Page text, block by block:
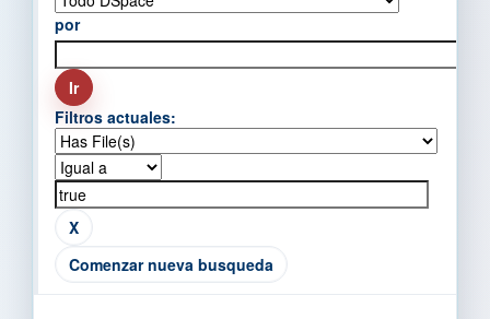
por
Filtros actuales:
Comenzar nueva busqueda